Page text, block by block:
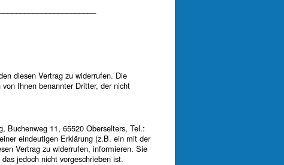
diesen Vertrag zu widerrufen. Die
Ihnen benannter Dritter, der nicht
Buchenweg 11, 65520 Oberselters, Tel.:
eindeutigen Erklärung (z.B. ein mit der
Vertrag zu widerrufen, informieren. Sie
jedoch nicht vorgeschrieben ist.